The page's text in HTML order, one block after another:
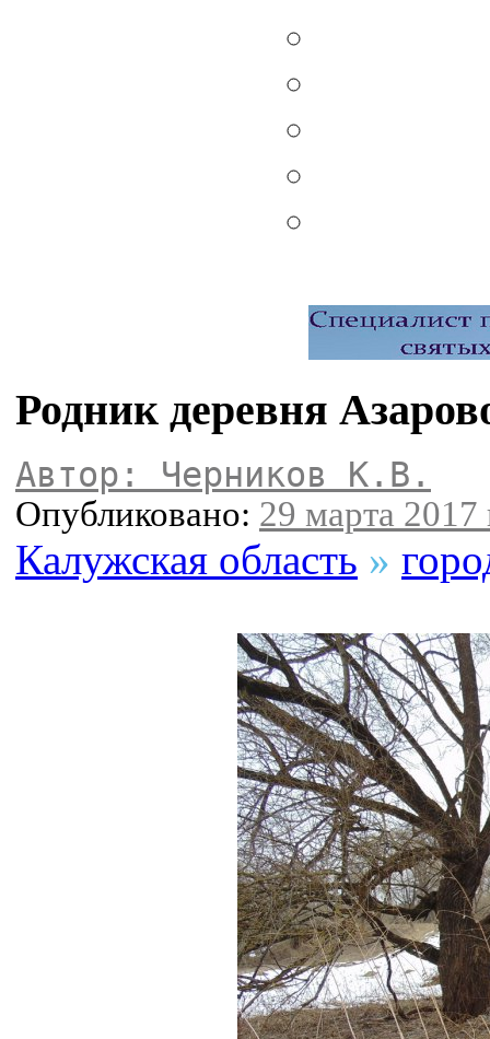
Родник деревня
Автор: Черников К.В.
Опубликовано: 29 марта 2017
Калужская область »